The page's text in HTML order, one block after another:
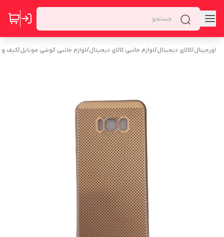
اورجینال/کالای دیجیتال/لوازم جانبی کالای دیجیتال/لوازم جانبی گوشی موبایل/کیف و